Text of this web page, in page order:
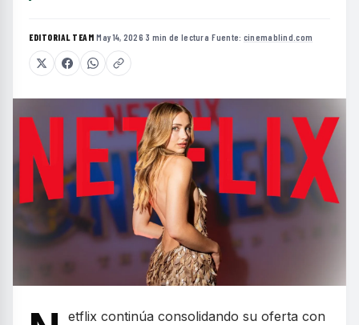
EDITORIAL TEAM·May 14, 2026·3 min de lectura·Fuente: cinemablind.com
etflix continúa consolidando su oferta con